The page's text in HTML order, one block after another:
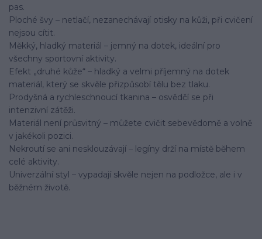
pas.
Ploché švy – netlačí, nezanechávají otisky na kůži, při cvičení
nejsou cítit.
Měkký, hladký materiál – jemný na dotek, ideální pro
všechny sportovní aktivity.
Efekt „druhé kůže“ – hladký a velmi příjemný na dotek
materiál, který se skvěle přizpůsobí tělu bez tlaku.
Prodyšná a rychleschnoucí tkanina – osvědčí se při
intenzivní zátěži.
Materiál není průsvitný – můžete cvičit sebevědomě a volně
v jakékoli pozici.
Nekroutí se ani nesklouzávají – legíny drží na místě během
celé aktivity.
Univerzální styl – vypadají skvěle nejen na podložce, ale i v
běžném životě.